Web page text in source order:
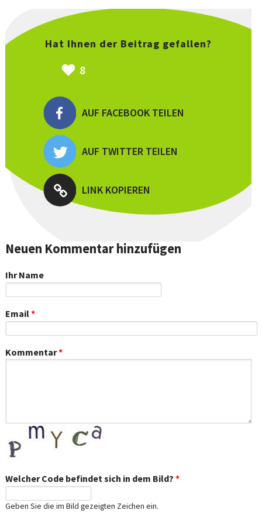
Hat Ihnen der Beitrag gefallen?
8
AUF FACEBOOK TEILEN
AUF TWITTER TEILEN
LINK KOPIEREN
Neuen Kommentar hinzufügen
Ihr Name
Email*
Kommentar*
Welcher Code befindet sich in dem Bild? *
Geben Sie die im Bild gezeigten Zeichen ein.